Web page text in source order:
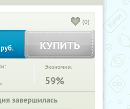
(0)
руб. КУПИТЬ
Экономия:
59%
завершилась